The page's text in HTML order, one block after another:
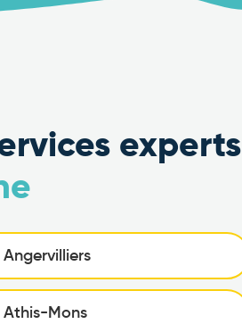
experts
Angervilliers
Athis-Mons